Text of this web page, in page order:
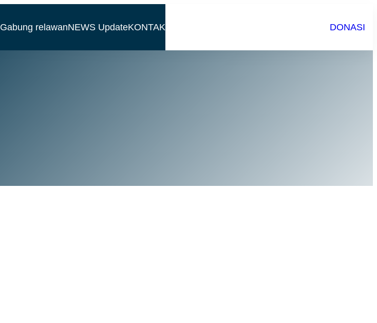
Gabung relawanNEWS UpdateKONTAK DONASI